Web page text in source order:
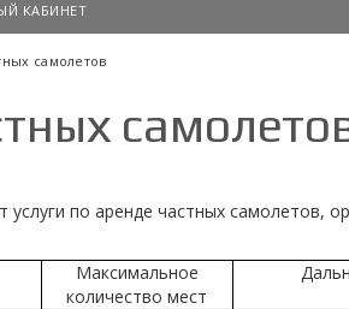
КАБИНЕТ
самолетов
услуги по аренде частных самолетов,
Максимальное
количество мест